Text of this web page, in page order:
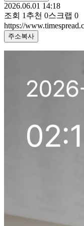
2026.06.01 14:18
조회 1 추천 0스크랩 0
https://
주소복사